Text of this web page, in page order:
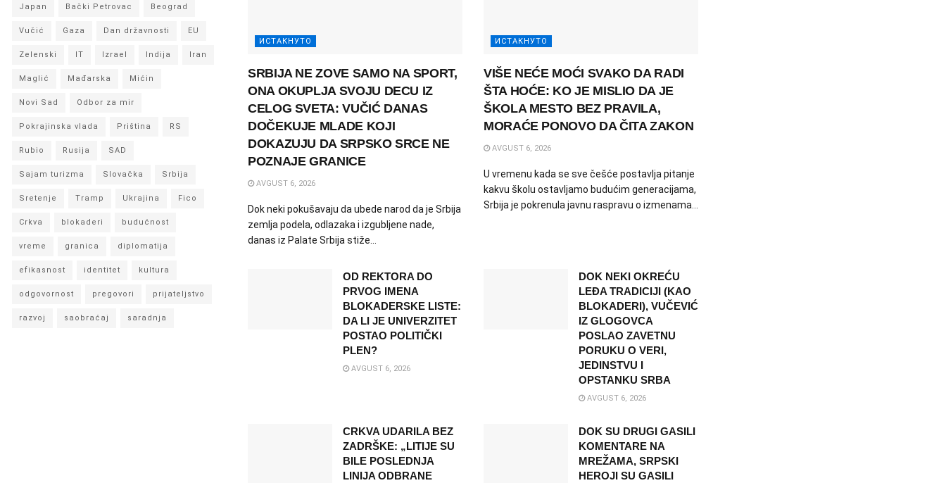
ИСТАКНУТО
SRBIJA NE ZOVE SAMO NA SPORT,
ONA OKUPLJA SVOJU DECU IZ
CELOG SVETA: VUČIĆ DANAS
DOČEKUJE MLADE KOJI
DOKAZUJU DA SRPSKO SRCE NE
POZNAJE GRANICE
AVGUST 6, 2026
Dok neki pokušavaju da ubede narod da je Srbija
zemlja podela, odlazaka i izgubljene nade,
danas iz Palate Srbija stiže...
ИСТАКНУТО
VIŠE NEĆE MOĆI SVAKO DA RADI
ŠTA HOĆE: KO JE MISLIO DA JE
ŠKOLA MESTO BEZ PRAVILA,
MORAĆE PONOVO DA ČITA ZAKON
AVGUST 6, 2026
U vremenu kada se sve češće postavlja pitanje
kakvu školu ostavljamo budućim generacijama,
Srbija je pokrenula javnu raspravu o izmenama...
OD REKTORA DO
PRVOG IMENA
BLOKADERSKE LISTE:
DA LI JE UNIVERZITET
POSTAO POLITIČKI
PLEN?
AVGUST 6, 2026
DOK NEKI OKREĆU
LEĐA TRADICIJI (KAO
BLOKADERI), VUČEVIĆ
IZ GLOGOVCA
POSLAO ZAVETNU
PORUKU O VERI,
JEDINSTVU I
OPSTANKU SRBA
AVGUST 6, 2026
CRKVA UDARILA BEZ
ZADRŠKE: „LITIJE SU
BILE POSLEDNJA
LINIJA ODBRANE
DOK SU DRUGI GASILI
KOMENTARE NA
MREŽAMA, SRPSKI
HEROJI SU GASILI
Japan Bački Petrovac Beograd
Vučić Gaza Dan državnosti EU
Zelenski IT Izrael Indija Iran
Maglić Mađarska Mićin
Novi Sad Odbor za mir
Pokrajinska vlada Priština RS
Rubio Rusija SAD
Sajam turizma Slovačka Srbija
Sretenje Tramp Ukrajina Fico
Crkva blokaderi budućnost
vreme granica diplomatija
efikasnost identitet kultura
odgovornost pregovori prijateljstvo
razvoj saobraćaj saradnja